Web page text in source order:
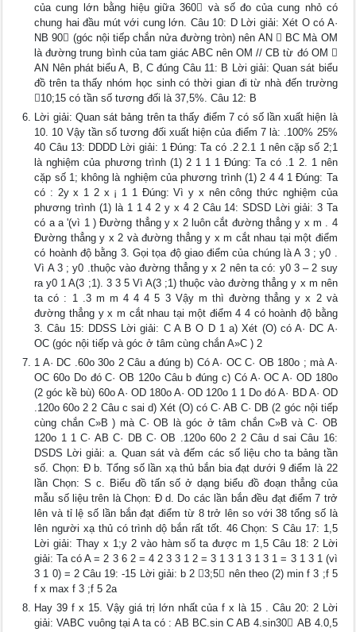
của cung lớn bằng hiệu giữa 360 và số đo của cung nhỏ có
chung hai đầu mút với cung lớn. Câu 10: D Lời giải: Xét O có A·
NB 90 (góc nội tiếp chắn nửa đường tròn) nên AN  BC Mà OM
là đường trung bình của tam giác ABC nên OM // CB từ đó OM 
AN Nên phát biểu A, B, C đúng Câu 11: B Lời giải: Quan sát biểu
đồ trên ta thấy nhóm học sinh có thời gian đi từ nhà đến trường
10;15 có tần số tương đối là 37,5%. Câu 12: B
Lời giải: Quan sát bảng trên ta thấy điểm 7 có số lần xuất hiện là
10. 10 Vậy tần số tương đối xuất hiện của điểm 7 là: .100% 25%
40 Câu 13: DDDD Lời giải: 1 Đúng: Ta có .2 2.1 1 nên cặp số 2;1
là nghiệm của phương trình (1) 2 1 1 1 Đúng: Ta có .1 2. 1 nên
cặp số 1; không là nghiệm của phương trình (1) 2 4 4 1 Đúng: Ta
có : 2y x 1 2 x ¡ 1 1 Đúng: Vì y x nên công thức nghiệm của
phương trình (1) là 1 1 4 2 y x 4 2 Câu 14: SDSD Lời giải: 3 Ta
có a a '(vì 1 ) Đường thẳng y x 2 luôn cắt đường thẳng y x m . 4
Đường thẳng y x 2 và đường thẳng y x m cắt nhau tại một điểm
có hoành độ bằng 3. Gọi tọa độ giao điểm của chúng là A 3 ; y0 .
Vì A 3 ; y0 .thuộc vào đường thẳng y x 2 nên ta có: y0 3 – 2 suy
ra y0 1 A(3 ;1). 3 3 5 Vì A(3 ;1) thuộc vào đường thẳng y x m nên
ta có : 1 .3 m m 4 4 4 5 3 Vậy m thì đường thẳng y x 2 và
đường thẳng y x m cắt nhau tại một điểm 4 4 có hoành độ bằng
3. Câu 15: DDSS Lời giải: C A B O D 1 a) Xét (O) có A· DC A·
OC (góc nội tiếp và góc ở tâm cùng chắn A»C ) 2
1 A· DC .60o 30o 2 Câu a đúng b) Có A· OC C· OB 180o ; mà A·
OC 60o Do đó C· OB 120o Câu b đúng c) Có A· OC A· OD 180o
(2 góc kề bù) 60o A· OD 180o A· OD 120o 1 1 Do đó A· BD A· OD
.120o 60o 2 2 Câu c sai d) Xét (O) có C· AB C· DB (2 góc nội tiếp
cùng chắn C»B ) mà C· OB là góc ở tâm chắn C»B và C· OB
120o 1 1 C· AB C· DB C· OB .120o 60o 2 2 Câu d sai Câu 16:
DSDS Lời giải: a. Quan sát và đếm các số liệu cho ta bảng tần
số. Chọn: Đ b. Tổng số lần xạ thủ bắn bia đạt dưới 9 điểm là 22
lần Chọn: S c. Biểu đồ tấn số ở dạng biểu đồ đoạn thẳng của
mẫu số liệu trên là Chọn: Đ d. Do các lần bắn đều đạt điểm 7 trở
lên và tỉ lệ số lần bắn đạt điểm từ 8 trở lên so với 38 tổng số là
lên người xạ thủ có trình dộ bắn rất tốt. 46 Chọn: S Câu 17: 1,5
Lời giải: Thay x 1;y 2 vào hàm số ta được m 1,5 Câu 18: 2 Lời
giải: Ta có A = 2 3 6 2 = 4 2 3 3 1 2 = 3 1 3 1 3 1 3 1 = 3 1 3 1 (vì
3 1 0) = 2 Câu 19: -15 Lời giải: b 2 3;5 nên theo (2) min f 3 ;f 5
f x max f 3 ;f 5 2a
Hay 39 f x 15. Vậy giá trị lớn nhất của f x là 15 . Câu 20: 2 Lời
giải: VABC vuông tại A ta có : AB BC.sin C AB 4.sin30 AB 4.0,5